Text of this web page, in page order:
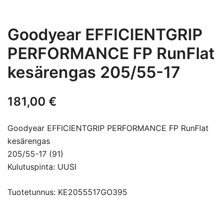
Goodyear EFFICIENTGRIP
PERFORMANCE FP RunFlat
kesärengas 205/55-17
181,00 €
Goodyear EFFICIENTGRIP PERFORMANCE FP RunFlat
kesärengas
205/55-17 (91)
Kulutuspinta: UUSI
Tuotetunnus: KE2055517GO395